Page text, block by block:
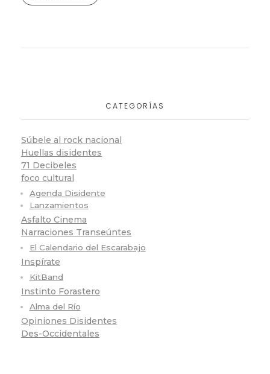
CATEGORÍAS
Súbele al rock nacional
Huellas disidentes
71 Decibeles
foco cultural
Agenda Disidente
Lanzamientos
Asfalto Cinema
Narraciones Transeúntes
El Calendario del Escarabajo
Inspírate
KitBand
Instinto Forastero
Alma del Río
Opiniones Disidentes
Des-Occidentales